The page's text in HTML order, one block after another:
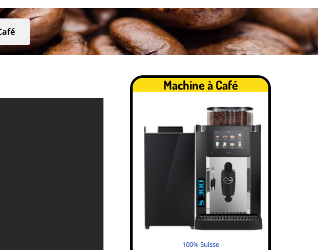
Machine à Café
100% Suisse